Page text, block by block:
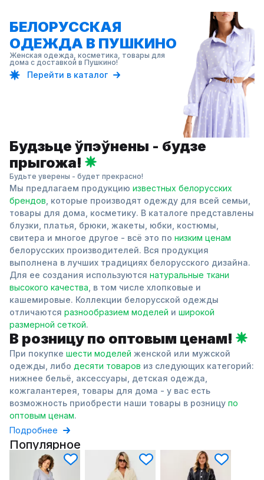
БЕЛОРУССКАЯ
ОДЕЖДА В ПУШКИНО
Женская одежда, косметика, товары для
дома с доставкой в Пушкино!
Перейти в каталог
Будзьце ўпэўнены - будзе
прыгожа!
Будьте уверены - будет прекрасно!
Мы предлагаем продукцию известных белорусских
брендов , которые производят одежду для всей семьи,
товары для дома, косметику. В каталоге представлены
блузки, платья, брюки, жакеты, юбки, костюмы,
свитера и многое другое - всё это по низким ценам
белорусских производителей. Вся продукция
выполнена в лучших традициях белорусского дизайна.
Для ее создания используются натуральные ткани
высокого качества , в том числе хлопковые и
кашемировые. Коллекции белорусской одежды
отличаются разнообразием моделей и широкой
размерной сеткой.
В розницу по оптовым ценам!
При покупке шести моделей женской или мужской
одежды, либо десяти товаров из следующих категорий:
нижнее бельё, аксессуары, детская одежда,
кожгалантерея, товары для дома - у вас есть
возможность приобрести наши товары в розницу по
оптовым ценам.
Подробнее
Популярное